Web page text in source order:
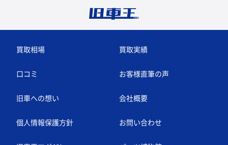
買取相場 買取実績
口コミ お客様直筆の声
旧車への想い 会社概要
個人情報保護方針 お問い合わせ